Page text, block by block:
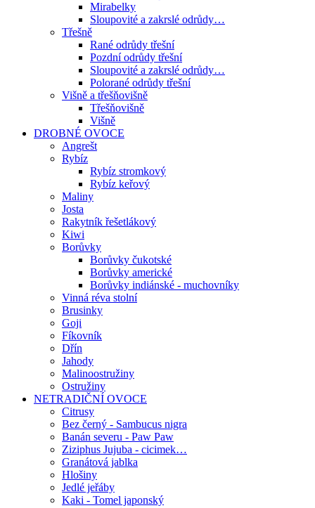
Mirabelky
Sloupovité a zakrslé odrůdy…
Třešně
Rané odrůdy třešní
Pozdní odrůdy třešní
Sloupovité a zakrslé odrůdy…
Polorané odrůdy třešní
Višně a třešňovišně
Třešňovišně
Višně
DROBNÉ OVOCE
Angrešt
Rybíz
Rybíz stromkový
Rybíz keřový
Maliny
Josta
Rakytník řešetlákový
Kiwi
Borůvky
Borůvky čukotské
Borůvky americké
Borůvky indiánské - muchovníky
Vinná réva stolní
Brusinky
Goji
Fíkovník
Dřín
Jahody
Malinoostružiny
Ostružiny
NETRADIČNÍ OVOCE
Citrusy
Bez černý - Sambucus nigra
Banán severu - Paw Paw
Ziziphus Jujuba - cicimek…
Granátová jablka
Hlošiny
Jedlé jeřáby
Kaki - Tomel japonský